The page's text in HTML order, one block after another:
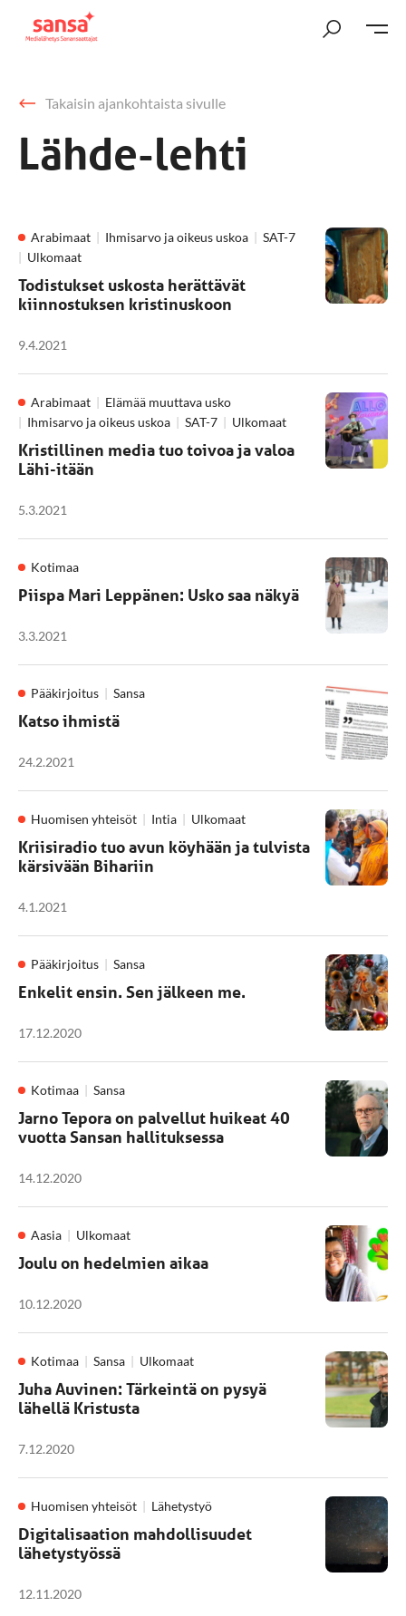
Takaisin ajankohtaista sivulle
Lähde-lehti
Arabimaat Ihmisarvo ja oikeus uskoa
SAT-7
Ulkomaat
Todistukset uskosta herättävät
kiinnostuksen kristinuskoon
9.4.2021
Arabimaat
Elämää muuttava usko
Ihmisarvo ja oikeus uskoa
SAT-7 Ulkomaat
Kristillinen media tuo toivoa ja valoa
Lähi-itään
5.3.2021
Kotimaa
Piispa Mari Leppänen: Usko saa näkyä
3.3.2021
Pääkirjoitus Sansa
Katso ihmistä
24.2.2021
Huomisen yhteisöt Intia Ulkomaat
Kriisiradio tuo avun köyhään ja tulvista
kärsivään Bihariin
4.1.2021
Pääkirjoitus Sansa
Enkelit ensin. Sen jälkeen me.
17.12.2020
Kotimaa Sansa
Jarno Tepora on palvellut huikeat 40
vuotta Sansan hallituksessa
14.12.2020
Aasia Ulkomaat
Joulu on hedelmien aikaa
10.12.2020
Kotimaa Sansa Ulkomaat
Juha Auvinen: Tärkeintä on pysyä
lähellä Kristusta
7.12.2020
Huomisen yhteisöt Lähetystyö
Digitalisaation mahdollisuudet
lähetystyössä
12.11.2020